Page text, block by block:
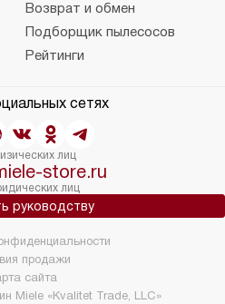
Возврат и обмен
Подборщик пылесосов
Рейтинги
сетях
лиц
store.ru
лиц
руководству
Miele «Kvalitet Trade, LLC»
продажи
сайта